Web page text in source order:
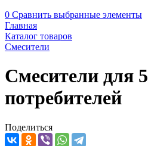
0 Сравнить выбранные элементы
Главная
Каталог товаров
Смесители
Смесители для 5
потребителей
Поделиться